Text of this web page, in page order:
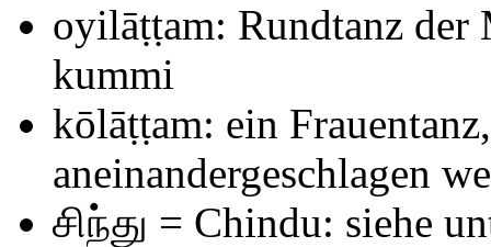
oyilāṭṭam: Rundtanz
kummi
kōlāṭṭam: ein
aneinandergeschlagen
சிந்து = Chindu: siehe